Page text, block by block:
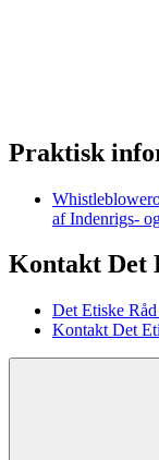
Praktisk
af Indenrigs-
Kontakt Det
Det Etiske
Kontakt Det